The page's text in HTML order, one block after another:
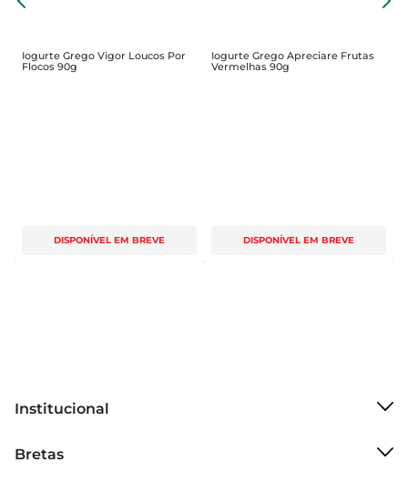
Iogurte Grego Vigor Loucos Por
Flocos 90g
DISPONÍVEL EM BREVE
Iogurte Grego Apreciare Frutas
Vermelhas 90g
DISPONÍVEL EM BREVE
Institucional
Grupo Cencosud
Bretas